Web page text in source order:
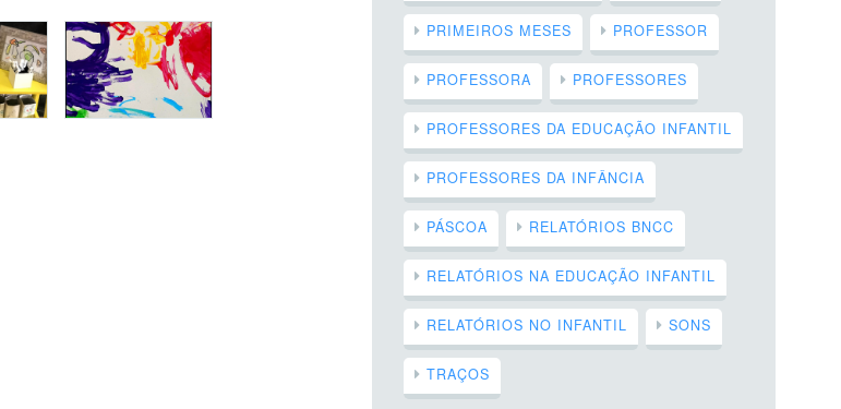
PRIMEIROS MESES PROFESSOR
PROFESSORA PROFESSORES
PROFESSORES DA EDUCAÇÃO INFANTIL
PROFESSORES DA INFÂNCIA
PÁSCOA RELATÓRIOS BNCC
RELATÓRIOS NA EDUCAÇÃO INFANTIL
RELATÓRIOS NO INFANTIL SONS
TRAÇOS